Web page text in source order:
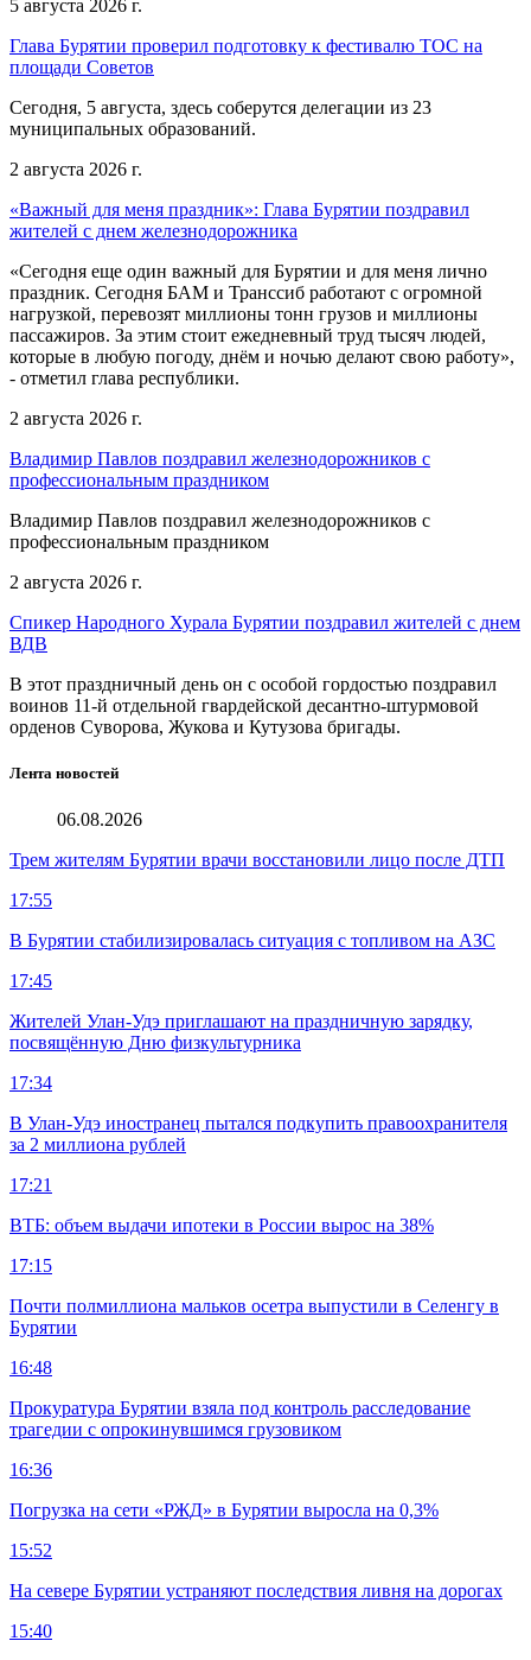
5 августа 2026 г.
Глава Бурятии проверил подготовку к фестивалю ТОС на
площади Советов
Сегодня, 5 августа, здесь соберутся делегации из 23
муниципальных образований.
2 августа 2026 г.
«Важный для меня праздник»: Глава Бурятии поздравил
жителей с днем железнодорожника
«Сегодня еще один важный для Бурятии и для меня лично
праздник. Сегодня БАМ и Транссиб работают с огромной
нагрузкой, перевозят миллионы тонн грузов и миллионы
пассажиров. За этим стоит ежедневный труд тысяч людей,
которые в любую погоду, днём и ночью делают свою работу»,
- отметил глава республики.
2 августа 2026 г.
Владимир Павлов поздравил железнодорожников с
профессиональным праздником
Владимир Павлов поздравил железнодорожников с
профессиональным праздником
2 августа 2026 г.
Спикер Народного Хурала Бурятии поздравил жителей с днем
ВДВ
В этот праздничный день он с особой гордостью поздравил
воинов 11-й отдельной гвардейской десантно-штурмовой
орденов Суворова, Жукова и Кутузова бригады.
Лента новостей
06.08.2026
Трем жителям Бурятии врачи восстановили лицо после ДТП
17:55
В Бурятии стабилизировалась ситуация с топливом на АЗС
17:45
Жителей Улан-Удэ приглашают на праздничную зарядку,
посвящённую Дню физкультурника
17:34
В Улан-Удэ иностранец пытался подкупить правоохранителя
за 2 миллиона рублей
17:21
ВТБ: объем выдачи ипотеки в России вырос на 38%
17:15
Почти полмиллиона мальков осетра выпустили в Селенгу в
Бурятии
16:48
Прокуратура Бурятии взяла под контроль расследование
трагедии с опрокинувшимся грузовиком
16:36
Погрузка на сети «РЖД» в Бурятии выросла на 0,3%
15:52
На севере Бурятии устраняют последствия ливня на дорогах
15:40